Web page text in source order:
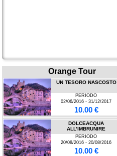
Orange Tour
UN TESORO NASCOSTO
PERIODO
02/06/2016 - 31/12/2017
10.00 €
DOLCEACQUA
ALL’IMBRUNIRE
PERIODO
20/08/2016 - 20/08/2016
10.00 €